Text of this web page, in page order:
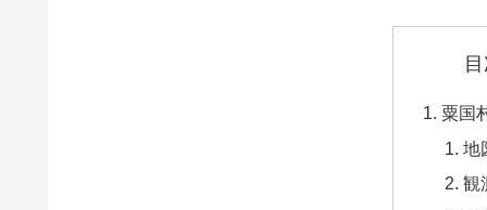
粟国
地
観